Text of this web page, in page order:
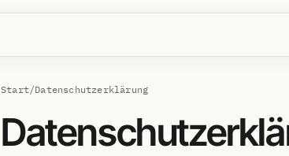
Start/Datenschutzerklärung